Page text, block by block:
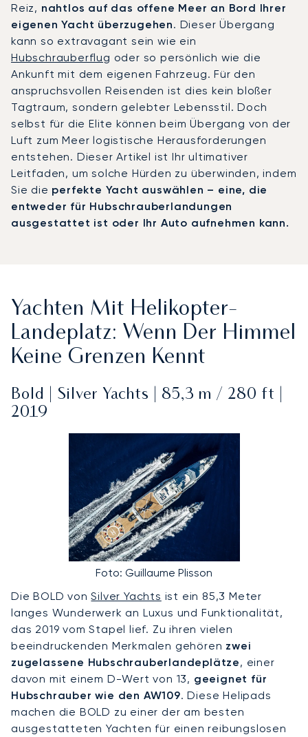
Reiz, nahtlos auf das offene Meer an Bord Ihrer
eigenen Yacht überzugehen. Dieser Übergang
kann so extravagant sein wie ein
Hubschrauberflug oder so persönlich wie die
Ankunft mit dem eigenen Fahrzeug. Für den
anspruchsvollen Reisenden ist dies kein bloßer
Tagtraum, sondern gelebter Lebensstil. Doch
selbst für die Elite können beim Übergang von der
Luft zum Meer logistische Herausforderungen
entstehen. Dieser Artikel ist Ihr ultimativer
Leitfaden, um solche Hürden zu überwinden, indem
Sie die perfekte Yacht auswählen – eine, die
entweder für Hubschrauberlandungen
ausgestattet ist oder Ihr Auto aufnehmen kann.
Yachten Mit Helikopter-
Landeplatz: Wenn Der Himmel
Keine Grenzen Kennt
Bold | Silver Yachts | 85,3 m / 280 ft |
2019
Foto: Guillaume Plisson
Die BOLD vonSilver Yachts ist ein 85,3 Meter
langes Wunderwerk an Luxus und Funktionalität,
das 2019 vom Stapel lief. Zu ihren vielen
beeindruckenden Merkmalen gehören zwei
zugelassene Hubschrauberlandeplätze, einer
davon mit einem D-Wert von 13, geeignet für
Hubschrauber wie den AW109. Diese Helipads
machen die BOLD zu einer der am besten
ausgestatteten Yachten für einen reibungslosen